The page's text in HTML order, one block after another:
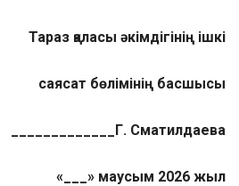
Тараз қаласы әкімдігінің ішкі
саясат бөлімінің басшысы
_____________Г. Сматилдаева
«___» маусым 2026 жыл